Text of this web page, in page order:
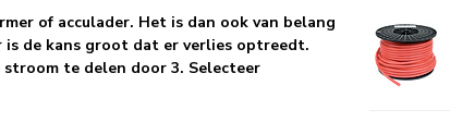
of acculader. Het is dan ook van belang
de kans groot dat er verlies optreedt.
te delen door 3. Selecteer